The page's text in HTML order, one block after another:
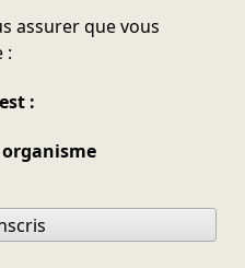
assurer que vous
:
: